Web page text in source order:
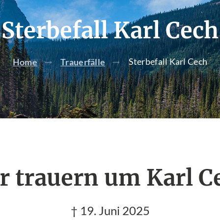
Sterbefall Karl Cech
Home Trauerfälle Sterbefall Karl Cech
trauern um Karl
† 19. Juni 2025